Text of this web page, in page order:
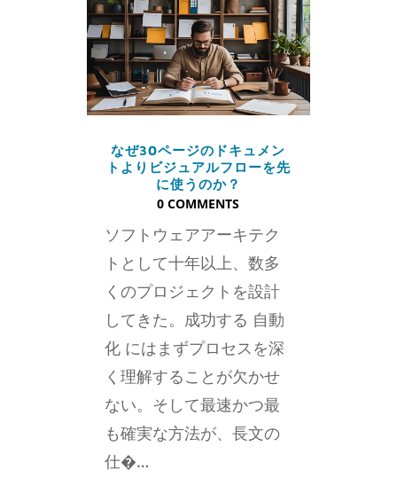
なぜ30ページのドキュメン
トよりビジュアルフローを先
に使うのか？
0 COMMENTS
ソフトウェアアーキテク
トとして十年以上、数多
くのプロジェクトを設計
してきた。成功する 自動
化 にはまずプロセスを深
く理解することが欠かせ
ない。そして最速かつ最
も確実な方法が、長文の
仕�…